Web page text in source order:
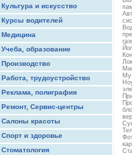
Культура и искусство
Курсы водителей
Медицина
Учеба, образование
Производство
Работа, трудоустройство
Реклама, полиграфия
Ремонт, Сервис-центры
Салоны красоты
Спорт и здоровье
Стоматология